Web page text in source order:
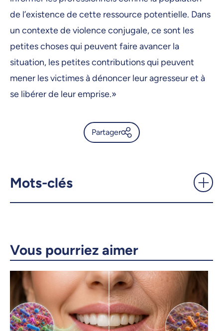
de l’existence de cette ressource potentielle. Dans
un contexte de violence conjugale, ce sont les
petites choses qui peuvent faire avancer la
situation, les petites contributions qui peuvent
mener les victimes à dénoncer leur agresseur et à
se libérer de leur emprise.»
Partager
LinkedIn
Copier le lien
Mots-clés
Vous pourriez aimer